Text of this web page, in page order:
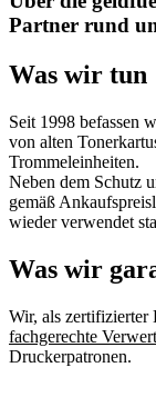
Partner rund
Was wir tun
Seit 1998 befassen
von alten
Trommeleinheiten.
Neben dem Schutz
gemäß
wieder verwendet
Was wir
Wir, als zertifizierter
fachgerechte
Druckerpatronen.